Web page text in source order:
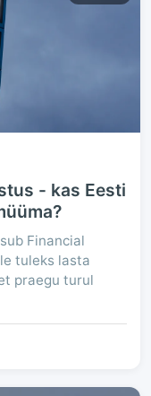
- kas Eesti
Financial
tuleks lasta
praegu turul